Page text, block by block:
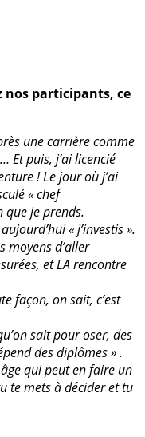
nos participants, ce
une carrière comme
Et puis, j’ai licencié
! Le jour où j’ai
« chef
que je prends.
« j’investis ».
moyens d’aller
et LA rencontre
façon, on sait, c’est
sait pour oser, des
des diplômes » .
qui peut en faire un
te mets à décider et tu